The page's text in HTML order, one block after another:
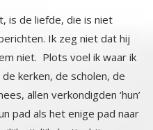
is de liefde, die is niet
Ik zeg niet dat hij
Plots voel ik waar ik
kerken, de scholen, de
allen verkondigden ‘hun’
als het enige pad naar
pijnlijk, lastig, bijna
we zijn slecht etc etc.